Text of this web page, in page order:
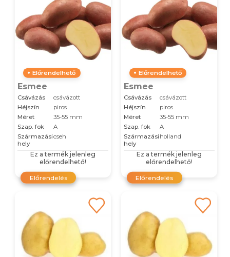
Előrendelhető
Esmee
Csávázás
csávázott
Héjszín
piros
Méret
35-55 mm
Szap. fok
A
Származási
hely
cseh
Ez a termék jelenleg
előrendelhető!
Előrendelés
Előrendelhető
Esmee
Csávázás
csávázott
Héjszín
piros
Méret
35-55 mm
Szap. fok
A
Származási
hely
holland
Ez a termék jelenleg
előrendelhető!
Előrendelés